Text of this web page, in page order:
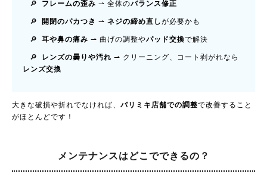
🔎 フレームの歪み ⇀ 全体のバランス修正
🔎 開閉のパカつき ⇀ ネジの締め直しが必要かも
🔎 耳や鼻の痛み ⇀ 曲げの調整やパッド交換で解決
🔎 レンズの曇りや汚れ ⇀ クリーニング、コート剥がれなら
レンズ交換
大きな破損や折れでなければ、 パリミキ店舗での調整で改善すること
がほとんどです！
メンテナンスは どこでできるの？